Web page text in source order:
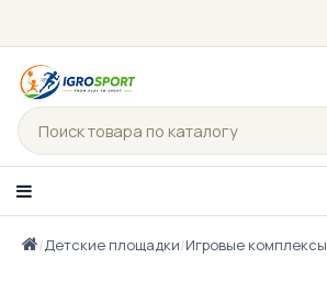
Каталог товаров
/Детские площадки/Игровые комплексы